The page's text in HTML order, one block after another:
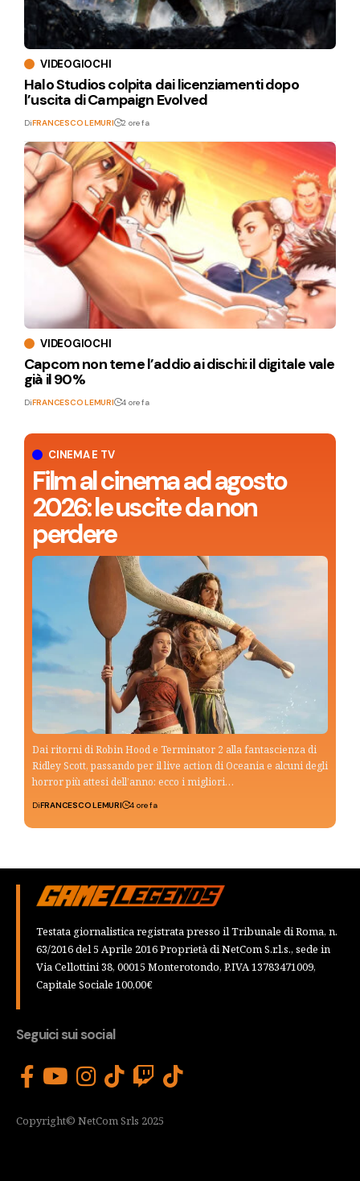
CINEMA E TV
Film al cinema ad agosto
2026: le uscite da non
perdere
Dai ritorni di Robin Hood e Terminator 2 alla fantascienza di
Ridley Scott, passando per il live action di Oceania e alcuni degli
horror più attesi dell’anno: ecco i migliori…
DiFRANCESCO LEMURI 4 ore fa
VIDEOGIOCHI
Halo Studios colpita dai licenziamenti dopo
l’uscita di Campaign Evolved
DiFRANCESCO LEMURI 2 ore fa
VIDEOGIOCHI
Capcom non teme l’addio ai dischi: il digitale vale
già il 90%
DiFRANCESCO LEMURI 4 ore fa
Testata giornalistica registrata presso il Tribunale di Roma, n.
63/2016 del 5 Aprile 2016 Proprietà di NetCom S.r.l.s., sede in
Via Cellottini 38, 00015 Monterotondo, P.IVA 13783471009,
Capitale Sociale 100,00€
Seguici sui social
Copyright© NetCom Srls 2025